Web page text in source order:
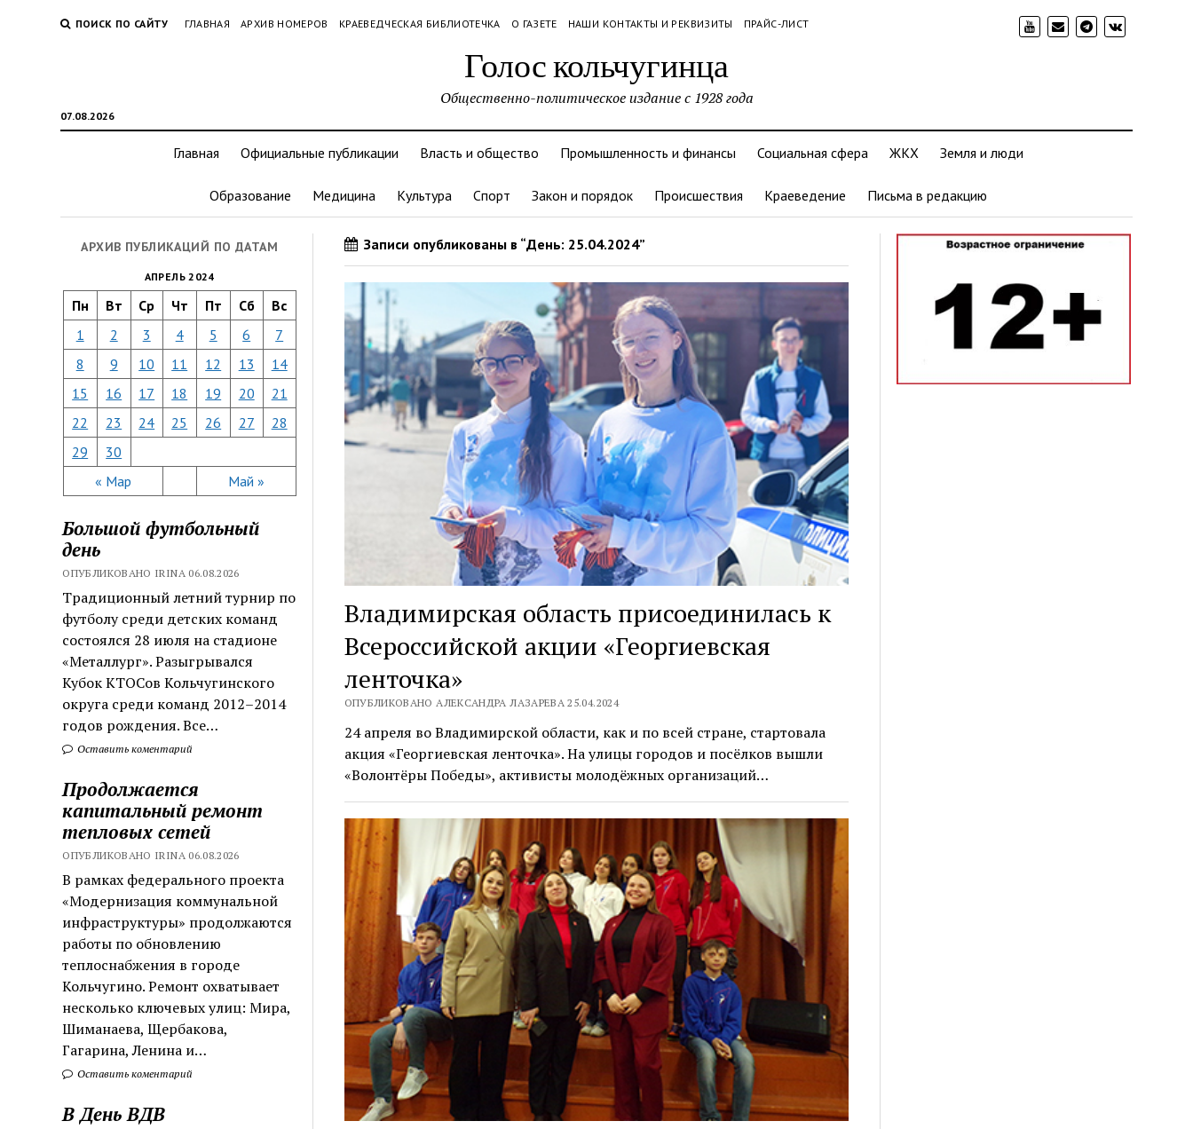
ПОИСК ПО САЙТУ ГЛАВНАЯ АРХИВ НОМЕРОВ КРАЕВЕДЧЕСКАЯ БИБЛИОТЕЧКА О ГАЗЕТЕ НАШИ КОНТАКТЫ И РЕКВИЗИТЫ ПРАЙС-ЛИСТ
Голос кольчугинца
07.08.2026
Общественно-политическое издание с 1928 года
Главная Официальные публикации Власть и общество Промышленность и финансы Социальная сфера ЖКХ Земля и люди
Образование Медицина Культура Спорт Закон и порядок Происшествия Краеведение Письма в редакцию
АРХИВ ПУБЛИКАЦИЙ ПО ДАТАМ
АПРЕЛЬ 2024
Пн Вт Ср Чт Пт Сб Вс
« Мар Май »
1 2 3 4 5 6
7
8
9 10 11 12 13
14
15
16 17 18 19 20
21
22
23 24 25 26 27
28
29
30
Большой футбольный
день
ОПУБЛИКОВАНО IRINA 06.08.2026
Традиционный летний турнир по
футболу среди детских команд
состоялся 28 июля на стадионе
«Металлург». Разыгрывался
Кубок КТОСов Кольчугинского
округа среди команд 2012–2014
годов рождения. Все…
Оставить коментарий
Продолжается
капитальный ремонт
тепловых сетей
ОПУБЛИКОВАНО IRINA 06.08.2026
В рамках федерального проекта
«Модернизация коммунальной
инфраструктуры» продолжаются
работы по обновлению
теплоснабжения в городе
Кольчугино. Ремонт охватывает
несколько ключевых улиц: Мира,
Шиманаева, Щербакова,
Гагарина, Ленина и…
Оставить коментарий
В День ВДВ
Записи опубликованы в “День: 25.04.2024”
Владимирская область присоединилась к
Всероссийской акции «Георгиевская
ленточка»
ОПУБЛИКОВАНО АЛЕКСАНДРА ЛАЗАРЕВА 25.04.2024
24 апреля во Владимирской области, как и по всей стране, стартовала
акция «Георгиевская ленточка». На улицы городов и посёлков вышли
«Волонтёры Победы», активисты молодёжных организаций…